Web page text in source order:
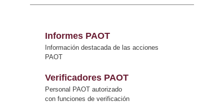
Informes PAOT
Información destacada de las acciones
PAOT
Verificadores PAOT
Personal PAOT autorizado
con funciones de verificación